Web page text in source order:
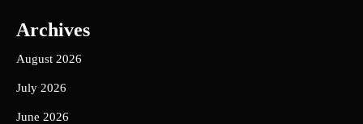
Archives
August 2026
July 2026
June 2026